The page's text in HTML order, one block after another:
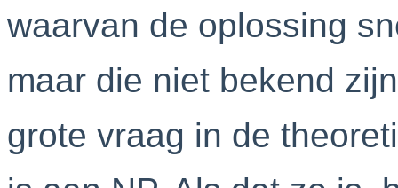
waarvan de oplossing
maar die niet bekend
grote vraag in de